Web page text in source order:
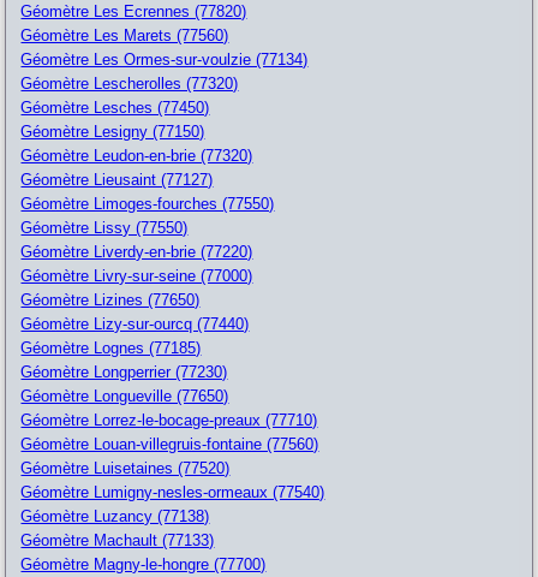
Géomètre Les Ecrennes (77820)
Géomètre Les Marets (77560)
Géomètre Les Ormes-sur-voulzie (77134)
Géomètre Lescherolles (77320)
Géomètre Lesches (77450)
Géomètre Lesigny (77150)
Géomètre Leudon-en-brie (77320)
Géomètre Lieusaint (77127)
Géomètre Limoges-fourches (77550)
Géomètre Lissy (77550)
Géomètre Liverdy-en-brie (77220)
Géomètre Livry-sur-seine (77000)
Géomètre Lizines (77650)
Géomètre Lizy-sur-ourcq (77440)
Géomètre Lognes (77185)
Géomètre Longperrier (77230)
Géomètre Longueville (77650)
Géomètre Lorrez-le-bocage-preaux (77710)
Géomètre Louan-villegruis-fontaine (77560)
Géomètre Luisetaines (77520)
Géomètre Lumigny-nesles-ormeaux (77540)
Géomètre Luzancy (77138)
Géomètre Machault (77133)
Géomètre Magny-le-hongre (77700)